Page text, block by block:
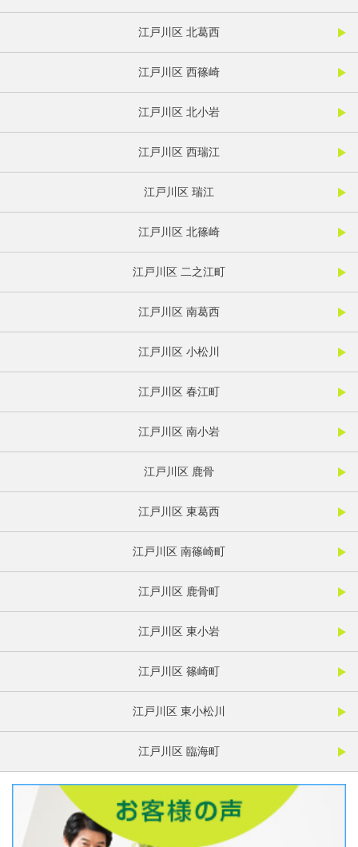
江戸川区 北葛西
江戸川区 西篠崎
江戸川区 北小岩
江戸川区 西瑞江
江戸川区 瑞江
江戸川区 北篠崎
江戸川区 二之江町
江戸川区 南葛西
江戸川区 小松川
江戸川区 春江町
江戸川区 南小岩
江戸川区 鹿骨
江戸川区 東葛西
江戸川区 南篠崎町
江戸川区 鹿骨町
江戸川区 東小岩
江戸川区 篠崎町
江戸川区 東小松川
江戸川区 臨海町